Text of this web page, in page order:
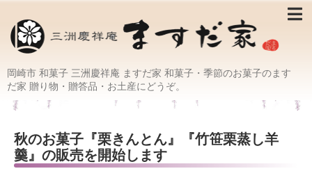
岡崎市 和菓子 三洲慶祥庵 ますだ家 和菓子・季節のお菓子のます
だ家 贈り物・贈答品・お土産にどうぞ。
秋のお菓子『栗きんとん』『竹笹栗蒸し羊
羹』の販売を開始します